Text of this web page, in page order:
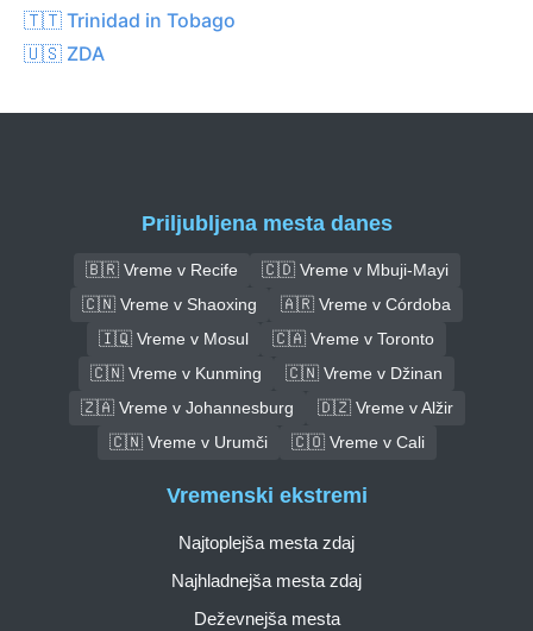
🇹🇹 Trinidad in Tobago
🇺🇸 ZDA
Priljubljena mesta danes
🇧🇷 Vreme v Recife
🇨🇩 Vreme v Mbuji-Mayi
🇨🇳 Vreme v Shaoxing
🇦🇷 Vreme v Córdoba
🇮🇶 Vreme v Mosul
🇨🇦 Vreme v Toronto
🇨🇳 Vreme v Kunming
🇨🇳 Vreme v Džinan
🇿🇦 Vreme v Johannesburg
🇩🇿 Vreme v Alžir
🇨🇳 Vreme v Urumči
🇨🇴 Vreme v Cali
Vremenski ekstremi
Najtoplejša mesta zdaj
Najhladnejša mesta zdaj
Deževnejša mesta